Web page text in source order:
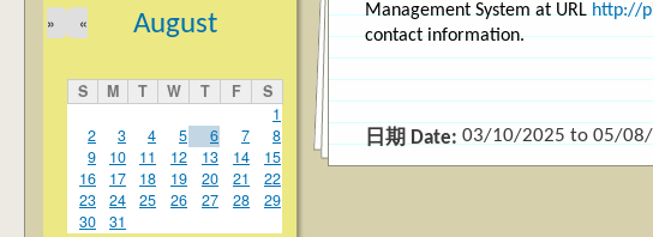
August
«
»
S M T W T F
S
1
2
3 4 5 6 7
8
9
10 11 12 13 14
15
16
17 18 19 20 21
22
23
24 25 26 27 28
29
30
31
Management System at URLhttp://
contact information.
日期 Date: 03/10/2025 to 05/